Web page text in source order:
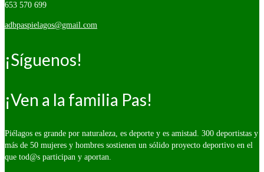
653 570 699
adbpaspielagos@gmail.com
¡Síguenos!
¡Ven a la familia Pas!
Piélagos es grande por naturaleza, es deporte y es amistad. 300 deportistas y
más de 50 mujeres y hombres sostienen un sólido proyecto deportivo en el
que tod@s participan y aportan.